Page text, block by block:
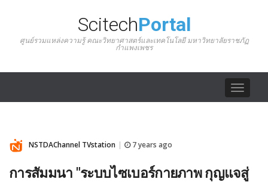
ScitechPortal
ศูนย์รวมแหล่งความรู้ คณะวิทยาศาสตร์และเทคโนโลยี มหาวิทยาลัยราชภัฏ
กำแพงเพชร
Toggle
NSTDAChannel TVstation 7 years ago
การสัมมนา "ระบบไซเบอร์กายภาพ กุญแจสู่